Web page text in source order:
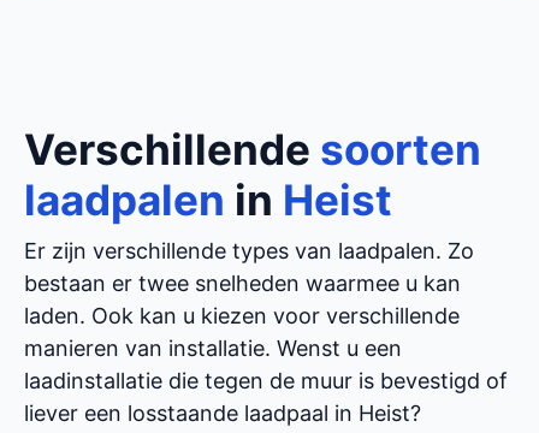
Verschillende soorten
laadpalen in Heist
Er zijn verschillende types van laadpalen. Zo
bestaan er twee snelheden waarmee u kan
laden. Ook kan u kiezen voor verschillende
manieren van installatie. Wenst u een
laadinstallatie die tegen de muur is bevestigd of
liever een losstaande laadpaal in Heist?